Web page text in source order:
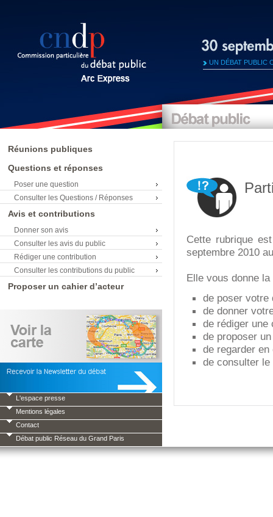
UN DÉBAT PUBLIC
Cette rubrique
septembre 2010
Elle vous donne
de poser votre
de donner
de rédiger une
de proposer
de regarder
de consulter
Réunions publiques
Questions et réponses
Poser une question
Consulter les Questions / Réponses
Avis et contributions
Donner son avis
Consulter les avis du public
Rédiger une contribution
Consulter les contributions du public
Proposer un cahier d’acteur
L'espace presse
Mentions légales
Contact
Débat public Réseau du Grand Paris